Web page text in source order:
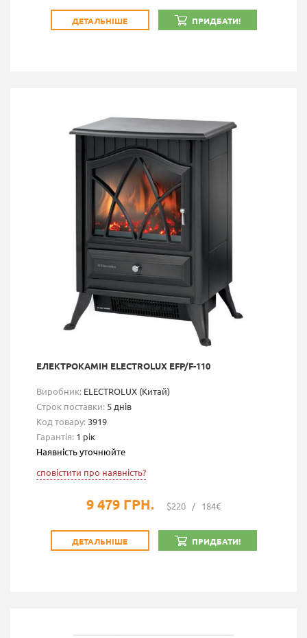
ДЕТАЛЬНІШЕ ПРИДБАТИ!
ЕЛЕКТРОКАМІН ELECTROLUX EFP/F-110
Виробник: ELECTROLUX (Китай)
Строк поставки: 5 днів
Код товару: 3919
Гарантія: 1 рік
Наявність уточнюйте
сповістити про наявність?
9 479 ГРН. $220 / 184€
ДЕТАЛЬНІШЕ ПРИДБАТИ!